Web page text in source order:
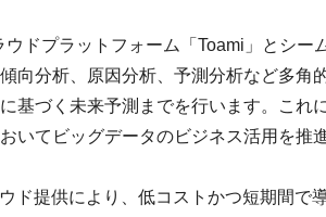
ドプラットフォーム「Toami」とシ
向分析、原因分析、予測分析など多
基づく未来予測までを行います。こ
いてビッグデータのビジネス活用を推
ド提供により、低コストかつ短期間